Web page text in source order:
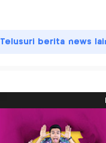
Telusuri berita news